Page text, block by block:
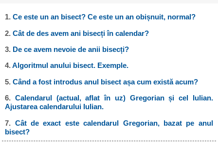
1.Ce este un an bisect? Ce este un an obișnuit, normal?
2.Cât de des avem ani bisecți în calendar?
3. De ce avem nevoie de anii bisecți?
4.Algoritmul anului bisect. Exemple.
5.Când a fost introdus anul bisect așa cum există acum?
6. Calendarul (actual, aflat în uz) Gregorian și cel Iulian.
Ajustarea calendarului Iulian.
7. Cât de exact este calendarul Gregorian, bazat pe anul
bisect?